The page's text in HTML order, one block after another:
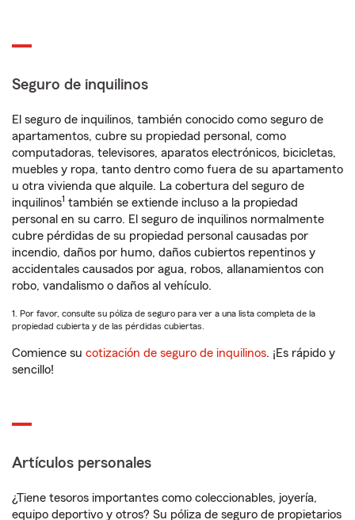
Seguro de inquilinos
El seguro de inquilinos, también conocido como seguro de
apartamentos, cubre su propiedad personal, como
computadoras, televisores, aparatos electrónicos, bicicletas,
muebles y ropa, tanto dentro como fuera de su apartamento
u otra vivienda que alquile. La cobertura del seguro de
inquilinos1 también se extiende incluso a la propiedad
personal en su carro. El seguro de inquilinos normalmente
cubre pérdidas de su propiedad personal causadas por
incendio, daños por humo, daños cubiertos repentinos y
accidentales causados por agua, robos, allanamientos con
robo, vandalismo o daños al vehículo.
1. Por favor, consulte su póliza de seguro para ver a una lista completa de la
propiedad cubierta y de las pérdidas cubiertas.
Comience su cotización de seguro de inquilinos. ¡Es rápido y
sencillo!
Artículos personales
¿Tiene tesoros importantes como coleccionables, joyería,
equipo deportivo y otros? Su póliza de seguro de propietarios